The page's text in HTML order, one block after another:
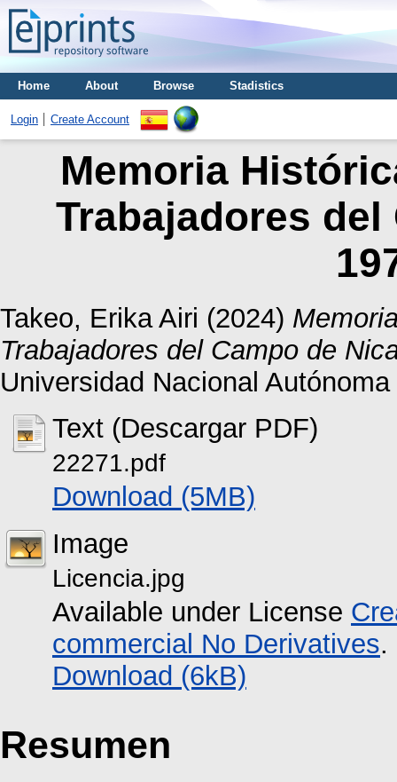
Home About Browse Stadistics
Login Create Account
Memoria
Trabajadores del
Takeo, Erika Airi (2024)
Trabajadores del Campo de
Universidad Nacional
Text (Descargar PDF)
22271.pdf
Download (5MB)
Image
Licencia.jpg
Available under License
commercial No Derivatives.
Download (6kB)
Resumen